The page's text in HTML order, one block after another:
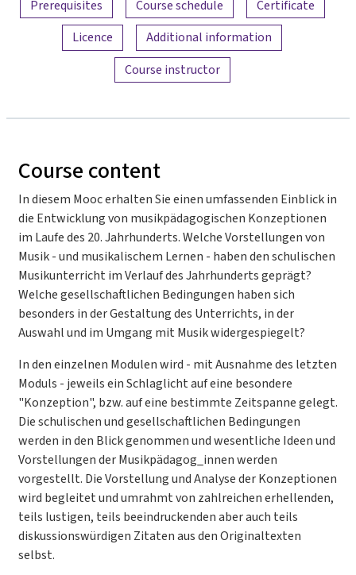
Prerequisites
Course schedule
Certificate
Licence
Additional information
Course instructor
Course content
In diesem Mooc erhalten Sie einen umfassenden Einblick in
die Entwicklung von musikpädagogischen Konzeptionen
im Laufe des 20. Jahrhunderts. Welche Vorstellungen von
Musik - und musikalischem Lernen - haben den schulischen
Musikunterricht im Verlauf des Jahrhunderts geprägt?
Welche gesellschaftlichen Bedingungen haben sich
besonders in der Gestaltung des Unterrichts, in der
Auswahl und im Umgang mit Musik widergespiegelt?
In den einzelnen Modulen wird - mit Ausnahme des letzten
Moduls - jeweils ein Schlaglicht auf eine besondere
"Konzeption", bzw. auf eine bestimmte Zeitspanne gelegt.
Die schulischen und gesellschaftlichen Bedingungen
werden in den Blick genommen und wesentliche Ideen und
Vorstellungen der Musikpädagog_innen werden
vorgestellt. Die Vorstellung und Analyse der Konzeptionen
wird begleitet und umrahmt von zahlreichen erhellenden,
teils lustigen, teils beeindruckenden aber auch teils
diskussionswürdigen Zitaten aus den Originaltexten
selbst.